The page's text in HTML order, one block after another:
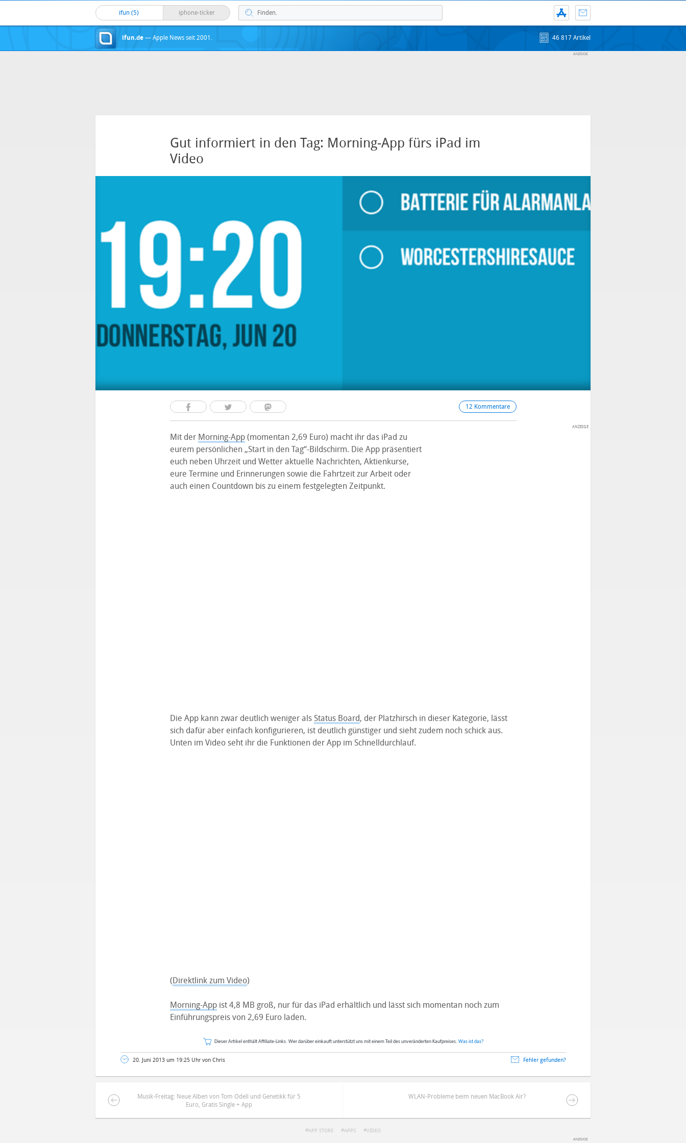
ifun (5) iphone-ticker
ifun.de — Apple News seit 2001. 46 817 Artikel
Gut informiert in den Tag: Morning-App fürs iPad im
Video
12 Kommentare
Mit der Morning-App(momentan 2,69 Euro) macht ihr das iPad zu
eurem persönlichen „Start in den Tag“-Bildschirm. Die App präsentiert
euch neben Uhrzeit und Wetter aktuelle Nachrichten, Aktienkurse,
eure Termine und Erinnerungen sowie die Fahrtzeit zur Arbeit oder
auch einen Countdown bis zu einem festgelegten Zeitpunkt.
Die App kann zwar deutlich weniger als Status Board, der Platzhirsch in dieser Kategorie, lässt
sich dafür aber einfach konfigurieren, ist deutlich günstiger und sieht zudem noch schick aus.
Unten im Video seht ihr die Funktionen der App im Schnelldurchlauf.
(Direktlink zum Video)
Morning-Appist 4,8 MB groß, nur für das iPad erhältlich und lässt sich momentan noch zum
Einführungspreis von 2,69 Euro laden.
Dieser Artikel enthält Affiliate-Links. Wer darüber einkauft unterstützt uns mit einem Teil des unveränderten Kaufpreises. Was ist das?
20. Juni 2013 um 19:25 Uhr von Chris Fehler gefunden?
DEINE ANMERKUNG ZUM ARTIKEL
Musik-Freitag: Neue Alben von Tom Odell und Genetikk für 5
Euro, Gratis Single + App
WLAN-Probleme beim neuen MacBook Air?
APP STORE APPS VIDEO